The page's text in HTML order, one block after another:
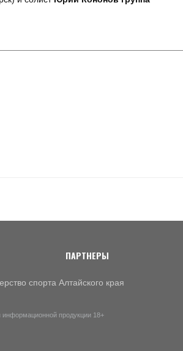
ПАРТНЕРЫ
спорта Алтайского края
информационной продукции 18+